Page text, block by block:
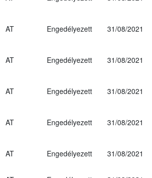
AT Engedélyezett 31/08/2021
AT Engedélyezett 31/08/2021
AT Engedélyezett 31/08/2021
AT Engedélyezett 31/08/2021
AT Engedélyezett 31/08/2021